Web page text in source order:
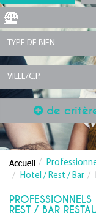
TYPE DE BIEN
VILLE/C.P.
de
Hotel / Rest / Bar
REST / BAR